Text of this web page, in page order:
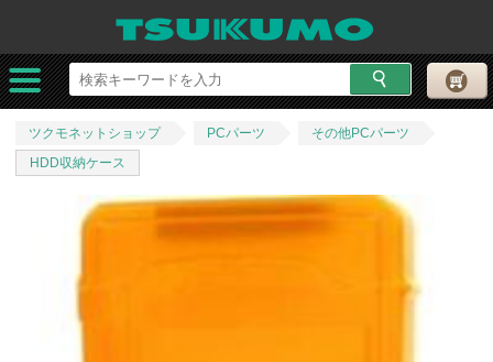
ツクモネットショップ PCパーツ
その他PCパーツ
HDD収納ケース